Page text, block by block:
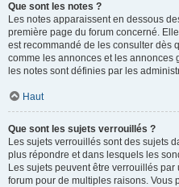
Que sont les notes ?
Les notes apparaissent en dessous
première page du forum concerné.
est recommandé de les consulter dès
comme les annonces et les
les notes sont définies par les
Haut
Que sont les sujets verrouillés ?
Les sujets verrouillés sont des sujets
plus répondre et dans lesquels les
Les sujets peuvent être verrouillés
forum pour de multiples raisons. Vous